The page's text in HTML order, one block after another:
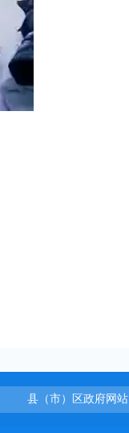
县（市）区政府网站